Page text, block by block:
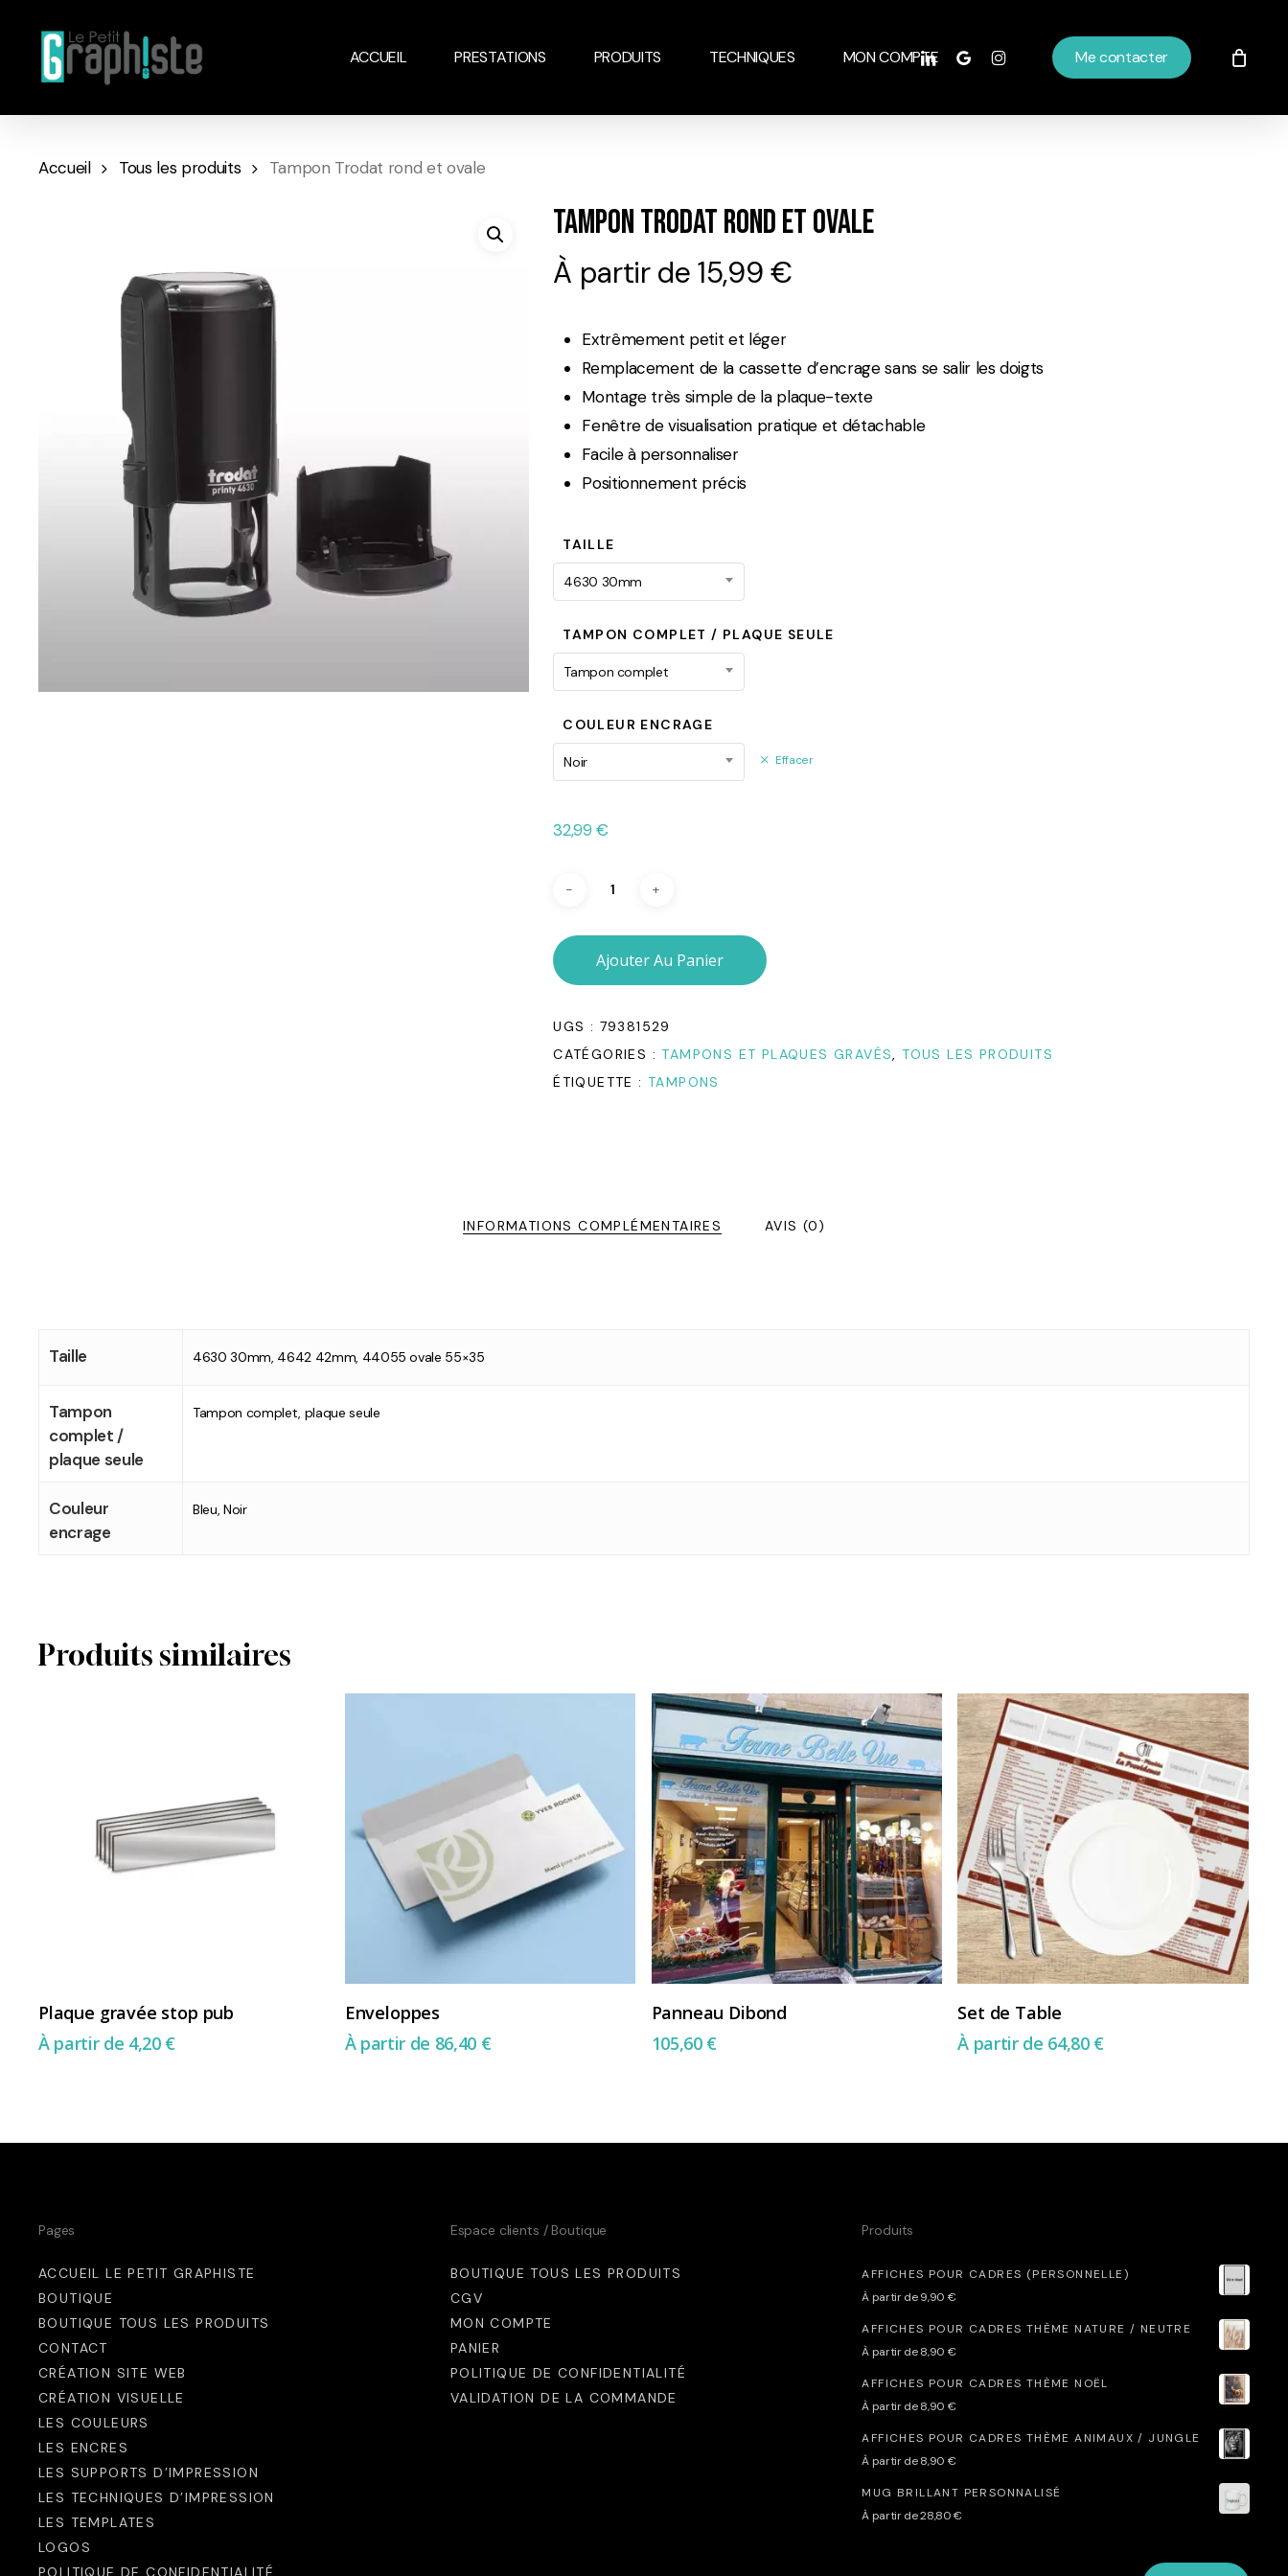
ACCUEIL PRESTATIONS PRODUITS TECHNIQUES MON COMPTE
linkedingoogle-instagram Me contacter
Accueil Tous les produits Tampon Trodat rond et ovale
Tampon Trodat Rond Et Ovale
À partir de15,99€
Extrêmement petit et léger
Remplacement de la cassette d’encrage sans se salir les doigts
Montage très simple de la plaque-texte
Fenêtre de visualisation pratique et détachable
Facile à personnaliser
Positionnement précis
TAILLE
4630 30mm
TAMPON COMPLET / PLAQUE SEULE
Tampon complet
COULEUR ENCRAGE
Noir Effacer
32,99€
Ajouter Au Panier
UGS : 79381529
CATÉGORIES : TAMPONS ET PLAQUES GRAVÉS, TOUS LES PRODUITS
ÉTIQUETTE : TAMPONS
INFORMATIONS COMPLÉMENTAIRES AVIS (0)
Taille 4630 30mm, 4642 42mm, 44055 ovale 55×35
Tampon
complet /
plaque seule
Tampon complet, plaque seule
Couleur
encrage
Bleu, Noir
Produits similaires
Choix Des Options
produit
a
Les
être
sur
la
page
du
produit
Plaque gravée stop pub
À partir de 4,20 €
produit
a
Les
Enveloppes
À partir de 86,40 €
Ajouter Au Panier
Panneau Dibond
105,60 €
Choix Des Options
produit
a
Les
sur
Set de Table
À partir de 64,80 €
Pages
ACCUEIL LE PETIT GRAPHISTE
BOUTIQUE
BOUTIQUE TOUS LES PRODUITS
CONTACT
CRÉATION SITE WEB
CRÉATION VISUELLE
LES COULEURS
LES ENCRES
LES SUPPORTS D’IMPRESSION
LES TECHNIQUES D’IMPRESSION
LES TEMPLATES
LOGOS
POLITIQUE DE CONFIDENTIALITÉ
Espace clients / Boutique
BOUTIQUE TOUS LES PRODUITS
CGV
MON COMPTE
PANIER
POLITIQUE DE CONFIDENTIALITÉ
VALIDATION DE LA COMMANDE
Produits
AFFICHES POUR CADRES (PERSONNELLE)
À partir de9,90 €
AFFICHES POUR CADRES THÈME NATURE / NEUTRE
À partir de8,90 €
AFFICHES POUR CADRES THÈME NOËL
À partir de8,90 €
AFFICHES POUR CADRES THÈME ANIMAUX / JUNGLE
À partir de8,90 €
MUG BRILLANT PERSONNALISÉ
À partir de28,80€